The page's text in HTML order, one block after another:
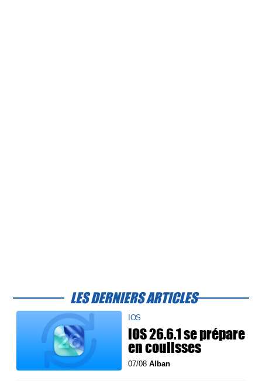
LES DERNIERS ARTICLES
IOS
iOS 26.6.1 se prépare
en coulisses
07/08Alban